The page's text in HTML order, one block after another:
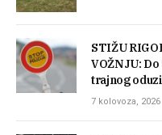
STIŽU
VOŽNJU:
trajnog
7 kolovoza, 2026